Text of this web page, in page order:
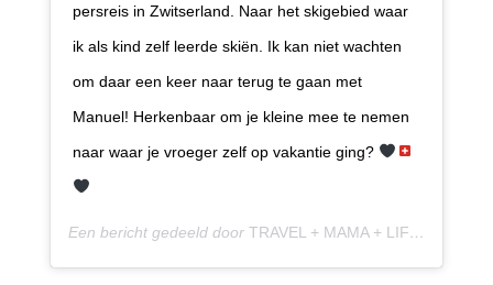
persreis in Zwitserland. Naar het skigebied waar
ik als kind zelf leerde skiën. Ik kan niet wachten
om daar een keer naar terug te gaan met
Manuel! Herkenbaar om je kleine mee te nemen
naar waar je vroeger zelf op vakantie ging?
Een bericht gedeeld door TRAVEL + MAMA + LIFESTYLE